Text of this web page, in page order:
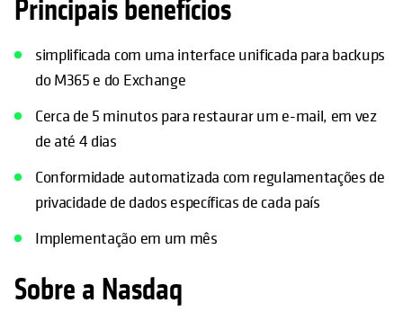
Principais benefícios
simplificada com uma interface unificada para backups
do M365 e do Exchange
Cerca de 5 minutos para restaurar um e-mail, em vez
de até 4 dias
Conformidade automatizada com regulamentações de
privacidade de dados específicas de cada país
Implementação em um mês
Sobre a Nasdaq